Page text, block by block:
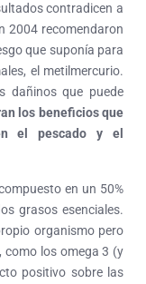
contradicen a
2004 recomendaron
que suponía para
el metilmercurio.
dañinos que puede
los beneficios que
el pescado y el
en un 50%
grasos esenciales.
organismo pero
como los omega 3 (y
positivo sobre las